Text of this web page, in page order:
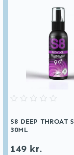
S8 DEEP THROAT
30ML
149 kr.